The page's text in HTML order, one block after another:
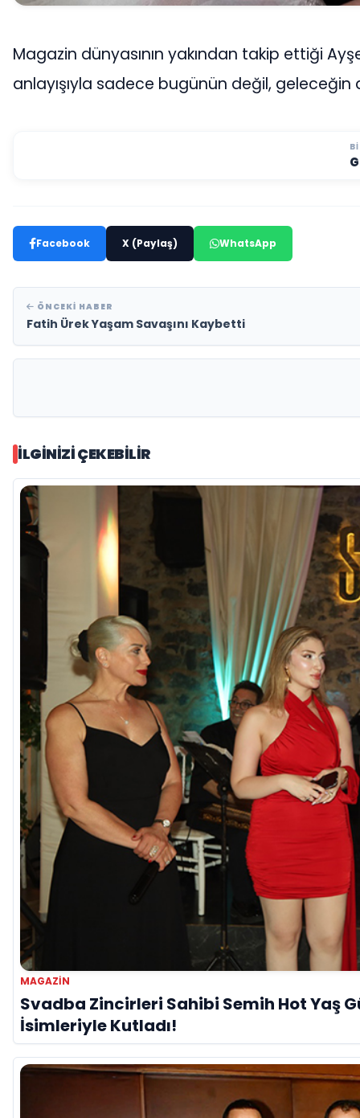
Magazin dünyasının yakından takip ettiği
anlayışıyla sadece bugünün değil,
Facebook X (Paylaş) WhatsApp
ÖNCEKI HABER
Fatih Ürek Yaşam Savaşını Kaybetti
İLGINIZI ÇEKEBILIR
MAGAZIN
Svadba Zincirleri Sahibi Semih Hot Yaş
İsimleriyle Kutladı!